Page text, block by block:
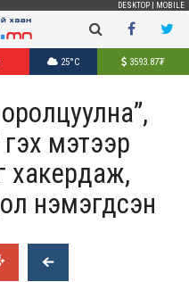
DESKTOP MOBILE
25°C 3593.87₮
гэх мэтээр
хакердаж,
нэмэгдсэн